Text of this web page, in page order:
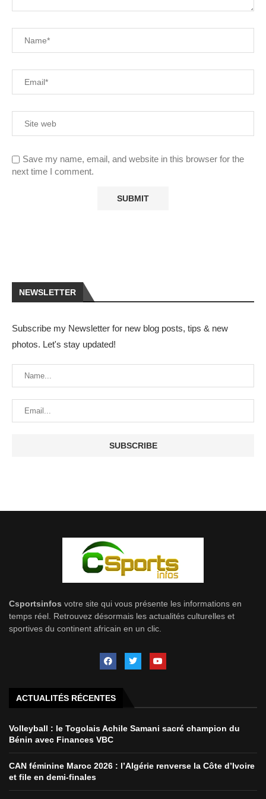
Save my name, email, and website in this browser for the
next time I comment.
NEWSLETTER
Subscribe my Newsletter for new blog posts, tips & new
photos. Let's stay updated!
Csportsinfos votre site qui vous présente les informations en
temps réel. Retrouvez désormais les actualités culturelles et
sportives du continent africain en un clic.
ACTUALITÉS RÉCENTES
Volleyball : le Togolais Achile Samani sacré champion du
Bénin avec Finances VBC
CAN féminine Maroc 2026 : l’Algérie renverse la Côte d’Ivoire
et file en demi-finales